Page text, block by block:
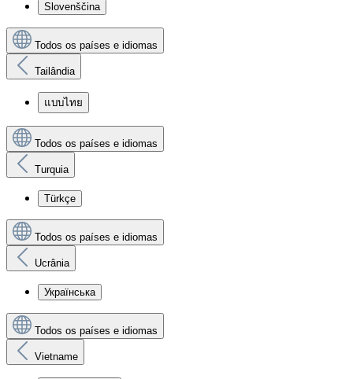
Slovenščina
Todos os países e idiomas
Tailândia
แบบไทย
Todos os países e idiomas
Turquia
Türkçe
Todos os países e idiomas
Ucrânia
Українська
Todos os países e idiomas
Vietname